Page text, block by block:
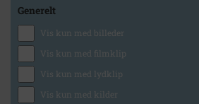
Generelt
Vis kun med billeder
Vis kun med filmklip
Vis kun med lydklip
Vis kun med kilder